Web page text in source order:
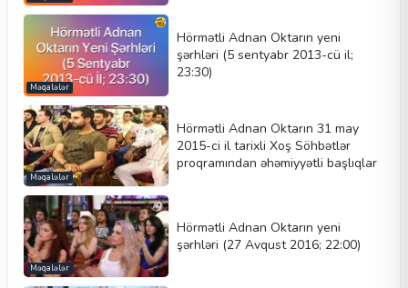
Məqalələr
Hörmətli Adnan Oktarın yeni
şərhləri (5 sentyabr 2013-cü il;
23:30)
Məqalələr
Hörmətli Adnan Oktarın 31 may
2015-ci il tarixli Xoş Söhbətlər
proqramından əhəmiyyətli başlıqlar
Məqalələr
Hörmətli Adnan Oktarın yeni
şərhləri (27 Avqust 2016; 22:00)